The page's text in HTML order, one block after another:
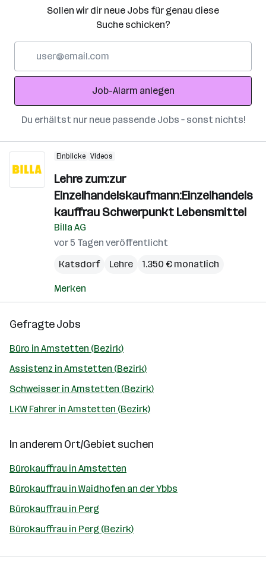
Sollen wir dir neue Jobs für genau diese
Suche schicken?
Adresse
Job-Alarm anlegen
Du erhältst nur neue passende Jobs – sonst nichts!
Einblicke Videos
Lehre zum:zur
Einzelhandelskaufmann:Einzelhandels
kauffrau Schwerpunkt Lebensmittel
Billa AG
vor 5 Tagen veröffentlicht
Katsdorf
Lehre 1.350 € monatlich
Merken
Gefragte Jobs
Büro in Amstetten (Bezirk)
Assistenz in Amstetten (Bezirk)
Schweisser in Amstetten (Bezirk)
LKW Fahrer in Amstetten (Bezirk)
In anderem Ort/Gebiet suchen
Bürokauffrau in Amstetten
Bürokauffrau in Waidhofen an der Ybbs
Bürokauffrau in Perg
Bürokauffrau in Perg (Bezirk)